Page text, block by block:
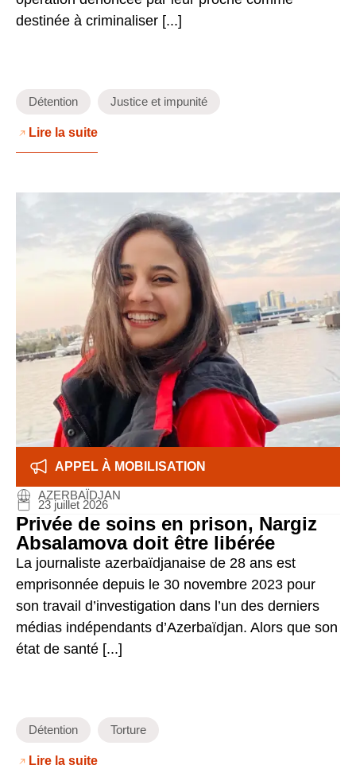
destinée à criminaliser [...]
Détention Justice et impunité
Lire la suite
APPEL À MOBILISATION
AZERBAÏDJAN
23 juillet 2026
Privée de soins en prison, Nargiz
Absalamova doit être libérée
La journaliste azerbaïdjanaise de 28 ans est
emprisonnée depuis le 30 novembre 2023 pour
son travail d’investigation dans l’un des derniers
médias indépendants d’Azerbaïdjan. Alors que son
état de santé [...]
Détention Torture
Lire la suite